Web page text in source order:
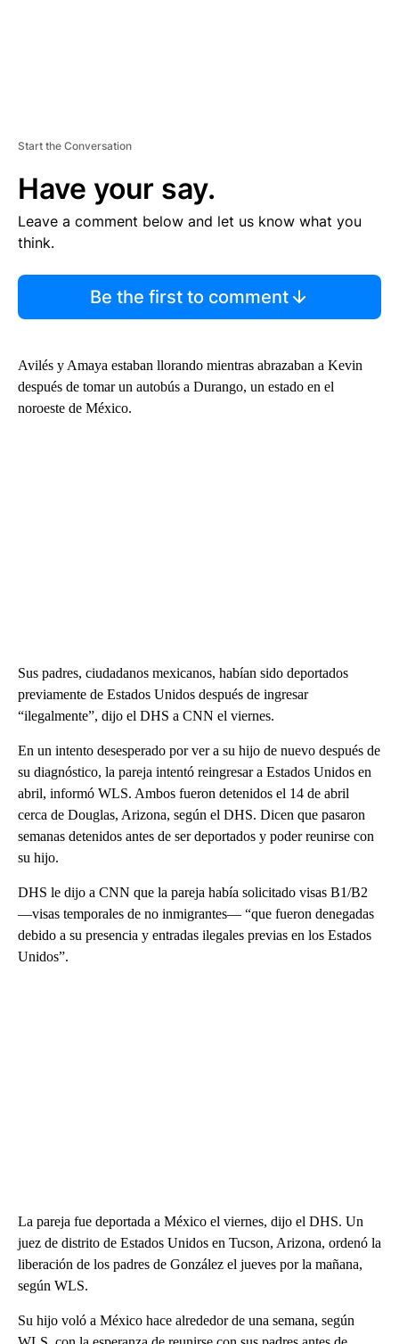
Start the Conversation
Have your say.
Leave a comment below and let us know what you
think.
Be the first to comment
Avilés y Amaya estaban llorando mientras abrazaban a Kevin
después de tomar un autobús a Durango, un estado en el
noroeste de México.
Sus padres, ciudadanos mexicanos, habían sido deportados
previamente de Estados Unidos después de ingresar
“ilegalmente”, dijo el DHS a CNN el viernes.
En un intento desesperado por ver a su hijo de nuevo después de
su diagnóstico, la pareja intentó reingresar a Estados Unidos en
abril, informó WLS. Ambos fueron detenidos el 14 de abril
cerca de Douglas, Arizona, según el DHS. Dicen que pasaron
semanas detenidos antes de ser deportados y poder reunirse con
su hijo.
DHS le dijo a CNN que la pareja había solicitado visas B1/B2
—visas temporales de no inmigrantes— “que fueron denegadas
debido a su presencia y entradas ilegales previas en los Estados
Unidos”.
La pareja fue deportada a México el viernes, dijo el DHS. Un
juez de distrito de Estados Unidos en Tucson, Arizona, ordenó la
liberación de los padres de González el jueves por la mañana,
según WLS.
Su hijo voló a México hace alrededor de una semana, según